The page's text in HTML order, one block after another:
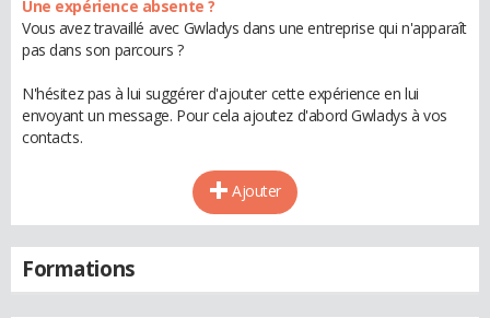
Une expérience absente ?
Vous avez travaillé avec Gwladys dans une entreprise qui n'apparaît
pas dans son parcours ?
N'hésitez pas à lui suggérer d'ajouter cette expérience en lui
envoyant un message. Pour cela ajoutez d'abord Gwladys à vos
contacts.
Ajouter
Formations